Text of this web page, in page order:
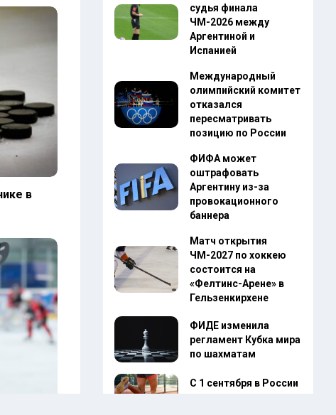
в
судья финала
ЧМ-2026 между
Аргентиной и
Испанией
Международный
олимпийский комитет
отказался
пересматривать
позицию по России
ФИФА может
оштрафовать
Аргентину из-за
провокационного
баннера
Матч открытия
ЧМ-2027 по хоккею
состоится на
«Фелтинс-Арене» в
Гельзенкирхене
ФИДЕ изменила
регламент Кубка мира
по шахматам
С 1 сентября в России